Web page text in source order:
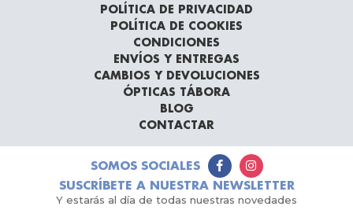
POLÍTICA DE PRIVACIDAD
POLÍTICA DE COOKIES
CONDICIONES
ENVÍOS Y ENTREGAS
CAMBIOS Y DEVOLUCIONES
ÓPTICAS TÁBORA
BLOG
CONTACTAR
SOMOS SOCIALES
SUSCRÍBETE A NUESTRA NEWSLETTER
Y estarás al día de todas nuestras novedades